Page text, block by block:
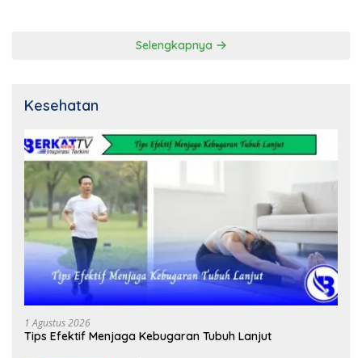
Selengkapnya
Kesehatan
1 Agustus 2026
Tips Efektif Menjaga Kebugaran Tubuh Lanjut